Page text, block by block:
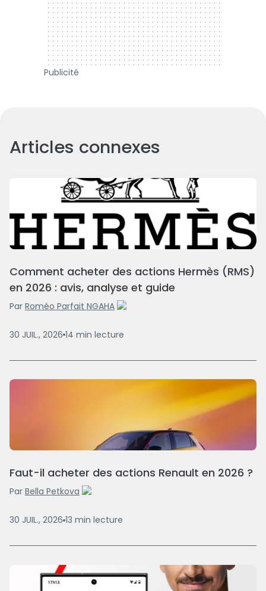
Publicité
Articles connexes
Comment acheter des actions Hermès (RMS)
en 2026 : avis, analyse et guide
Par Roméo Parfait NGAHA
30 JUIL., 2026 14 min lecture
Faut-il acheter des actions Renault en 2026 ?
Par Bella Petkova
30 JUIL., 2026 13 min lecture